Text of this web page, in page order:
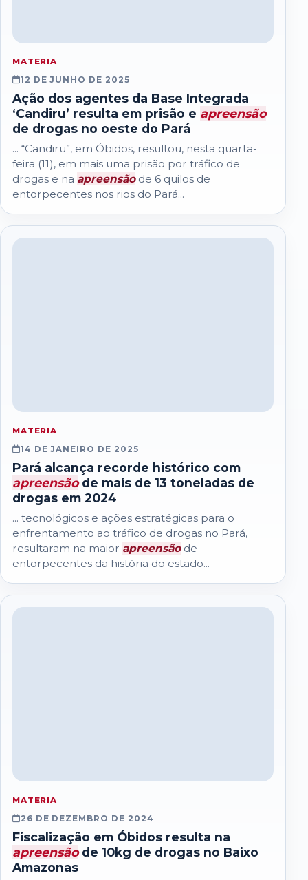
MATERIA
12 DE JUNHO DE 2025
Ação dos agentes da Base Integrada
‘Candiru’ resulta em prisão e apreensão
de drogas no oeste do Pará
... “Candiru”, em Óbidos, resultou, nesta quarta-
feira (11), em mais uma prisão por tráfico de
drogas e na apreensãode 6 quilos de
entorpecentes nos rios do Pará...
MATERIA
14 DE JANEIRO DE 2025
Pará alcança recorde histórico com
apreensãode mais de 13 toneladas de
drogas em 2024
... tecnológicos e ações estratégicas para o
enfrentamento ao tráfico de drogas no Pará,
resultaram na maior apreensãode
entorpecentes da história do estado...
MATERIA
26 DE DEZEMBRO DE 2024
Fiscalização em Óbidos resulta na
apreensãode 10kg de drogas no Baixo
Amazonas